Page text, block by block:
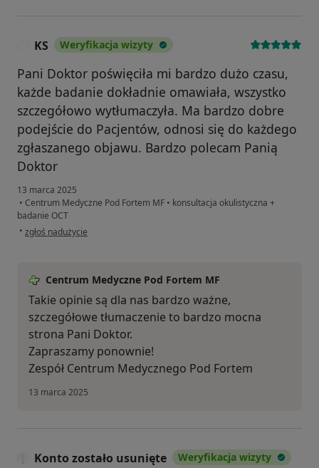
KS Weryfikacja wizyty
Pani Doktor poświęciła mi bardzo dużo czasu,
każde badanie dokładnie omawiała, wszystko
szczegółowo wytłumaczyła. Ma bardzo dobre
podejście do Pacjentów, odnosi się do każdego
zgłaszanego objawu. Bardzo polecam Panią
Doktor
13 marca 2025
• Centrum Medyczne Pod Fortem MF • konsultacja okulistyczna +
badanie OCT
• w opinii użytkownika KS
zgłoś nadużycie
Centrum Medyczne Pod Fortem MF
Takie opinie są dla nas bardzo ważne,
szczegółowe tłumaczenie to bardzo mocna
strona Pani Doktor.
Zapraszamy ponownie!
Zespół Centrum Medycznego Pod Fortem
13 marca 2025
Konto zostało usunięte Weryfikacja wizyty